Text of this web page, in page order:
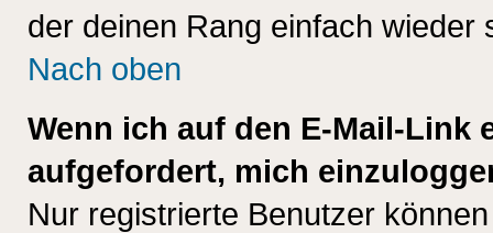
der deinen Rang einfach wieder
Nach oben
Wenn ich auf den E-Mail-Link
aufgefordert, mich
Nur registrierte Benutzer